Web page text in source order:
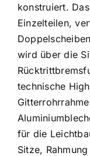
konstruiert.
Einzelteilen,
wird über die
technische
für die
Sitze,